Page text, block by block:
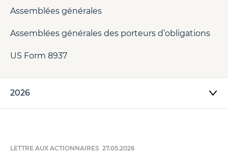
Assemblées générales
Assemblées générales des porteurs d’obligations
US Form 8937
LETTRE AUX ACTIONNAIRES 27.05.2026